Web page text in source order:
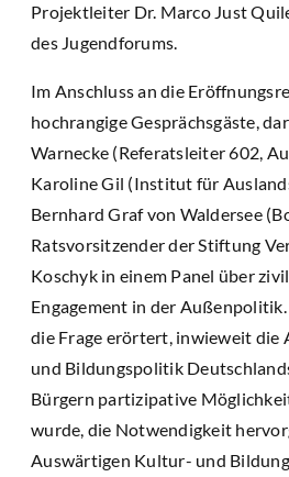
Projektleiter Dr. Marco Just
des Jugendforums.
Im Anschluss an die
hochrangige Gesprächsgäste,
Warnecke (Referatsleiter 602,
Karoline Gil (Institut für
Bernhard Graf von Waldersee
Ratsvorsitzender der Stiftung
Koschyk in einem Panel über
Engagement in der
die Frage erörtert, inwieweit die
und Bildungspolitik
Bürgern partizipative
wurde, die Notwendigkeit
Auswärtigen Kultur- und